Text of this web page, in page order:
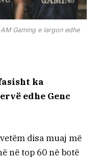
Gaming e largon edhe
ka
edhe Genc
disa muaj më
në top 60 në botë